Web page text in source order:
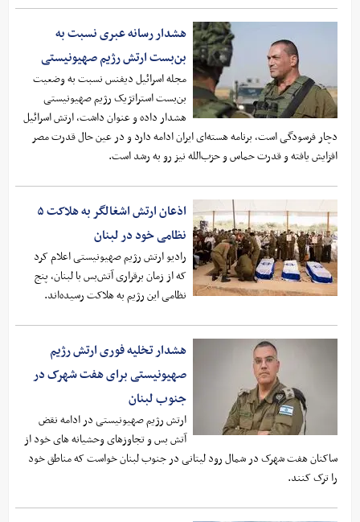
هشدار رسانه‌ عبری نسبت به
بن‌بست ارتش رژیم صهیونیستی
مجله اسرائیل دیفنس نسبت به وضعیت
بن‌بست استراتژیک رژیم صهیونیستی
هشدار داده و عنوان داشت، ارتش اسرائیل
دچار فرسودگی است، برنامه هسته‌ای ایران ادامه دارد و در عین حال قدرت مصر
افزایش یافته و قدرت حماس و حزب‌الله نیز رو به رشد است.
اذعان ارتش اشغالگر به هلاکت ۵
نظامی خود در لبنان
رادیو ارتش رژیم صهیونیستی اعلام کرد
که از زمان برقراری آتش‌بس با لبنان، پنج
نظامی این رژیم به هلاکت رسیده‌اند.
هشدار تخلیه فوری ارتش رژیم
صهیونیستی برای هفت شهرک در
جنوب لبنان
ارتش رژیم صهیونیستی در ادامه نقض
آتش بس و تجاوزهای وحشیانه های خود از
ساکنان هفت شهرک در شمال رود لیتانی در جنوب لبنان خواست که مناطق خود
را ترک کنند.